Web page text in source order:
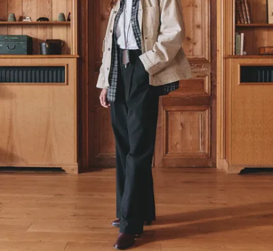
euch die 3.
Version der
Palazzo-Hose
vor. Und
Achtung: Sie hat
sich ordentlich
damit die
Passform noch
der vordere
Abnäher liegt
jetzt sauberer
und der Fall des